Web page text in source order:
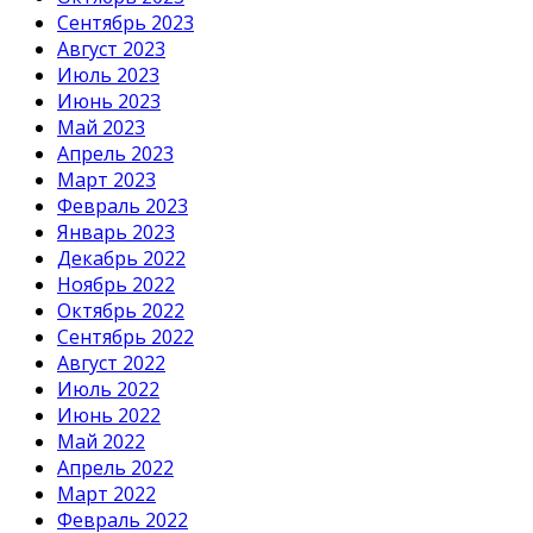
Сентябрь 2023
Август 2023
Июль 2023
Июнь 2023
Май 2023
Апрель 2023
Март 2023
Февраль 2023
Январь 2023
Декабрь 2022
Ноябрь 2022
Октябрь 2022
Сентябрь 2022
Август 2022
Июль 2022
Июнь 2022
Май 2022
Апрель 2022
Март 2022
Февраль 2022